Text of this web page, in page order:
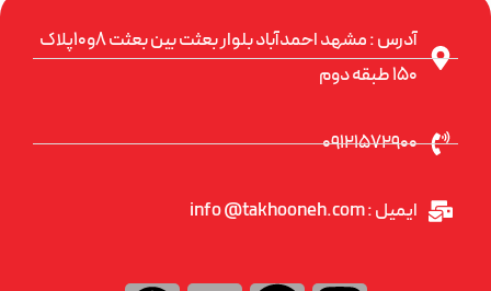
آدرس : مشهد احمدآباد بلوار بعثت بین بعثت ۸و۱۰پلاک
۱۵۰ طبقه دوم
09121572900
ایمیل : info @takhooneh.com